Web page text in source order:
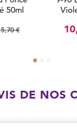
50ml
€
DE NOS